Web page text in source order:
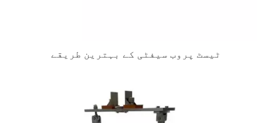
ٹیسٹ پروب سیفٹی کے بہترین طریقے